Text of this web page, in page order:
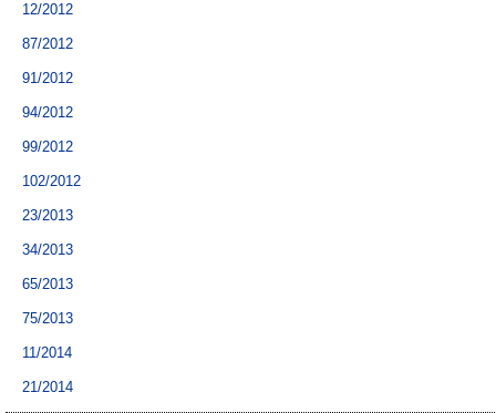
12/2012
87/2012
91/2012
94/2012
99/2012
102/2012
23/2013
34/2013
65/2013
75/2013
11/2014
21/2014